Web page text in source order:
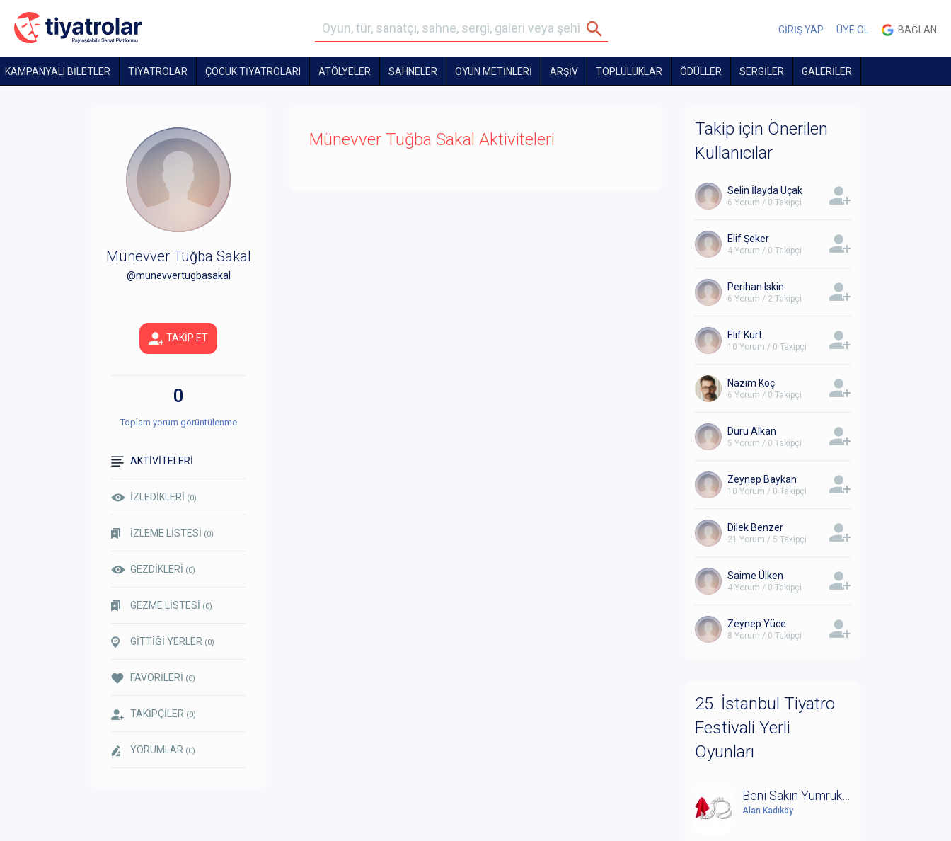
GİRİŞ YAP ÜYE OL BAĞLAN
KAMPANYALI BİLETLER TİYATROLAR ÇOCUK TIYATROLARI ATÖLYELER SAHNELER OYUN METİNLERİ ARŞİV TOPLULUKLAR ÖDÜLLER SERGİLER GALERİLER
Münevver Tuğba Sakal
@munevvertugbasakal
TAKİP ET
0
Toplam yorum görüntülenme
AKTİVİTELERİ
İZLEDİKLERİ (0)
İZLEME LİSTESİ (0)
GEZDİKLERİ (0)
GEZME LİSTESİ (0)
GİTTİĞİ YERLER (0)
FAVORİLERİ (0)
TAKİPÇİLER (0)
YORUMLAR (0)
Münevver Tuğba Sakal Aktiviteleri
Takip için Önerilen
Kullanıcılar
Selin İlayda Uçak
6 Yorum / 0 Takipçi
Elif Şeker
4 Yorum / 0 Takipçi
Perihan Iskin
6 Yorum / 2 Takipçi
Elif Kurt
10 Yorum / 0 Takipçi
Nazım Koç
6 Yorum / 0 Takipçi
Duru Alkan
5 Yorum / 0 Takipçi
Zeynep Baykan
10 Yorum / 0 Takipçi
Dilek Benzer
21 Yorum / 5 Takipçi
Saime Ülken
4 Yorum / 0 Takipçi
Zeynep Yüce
8 Yorum / 0 Takipçi
25. İstanbul Tiyatro
Festivali Yerli
Oyunları
Alan Kadıköy